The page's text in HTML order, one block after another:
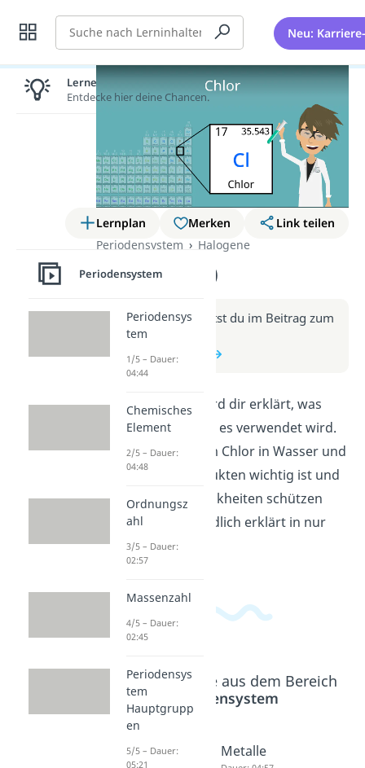
Suche Neu:
Lernplan Merken
Link teilen
Periodensystem
Halogene
Chlor (Video)
Weitere Infos erhältst du im Beitrag zum
Video
zum Beitrag: Chlor
In diesem Video wird dir erklärt, was
Chlor ist und wofür es verwendet wird.
Du erfährst, warum Chlor in Wasser und
in Reinigungsprodukten wichtig ist und
wie es uns vor Krankheiten schützen
kann. Alles verständlich erklärt in nur
wenigen Minuten!
Beliebte Inhalte aus dem Bereich
Periodensystem
Brom Iod Metalle
Lernen lohnt sich!
Entdecke hier deine Chancen.
Periodensystem
Periodensys
tem
1/5 – Dauer:
04:44
Chemisches
Element
2/5 – Dauer:
04:48
Ordnungsz
ahl
3/5 – Dauer:
02:57
Massenzahl
4/5 – Dauer:
02:45
Periodensys
tem
Hauptgrupp
en
5/5 – Dauer:
05:21